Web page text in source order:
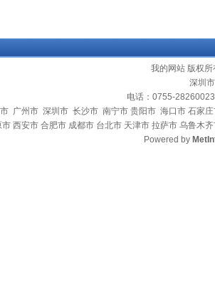
我的网站 版权
深圳
电话：0755-
广州市 深圳市 长沙市 南宁市 贵阳市 海口市 石家
西安市 合肥市 成都市 台北市 天津市 拉萨市 乌鲁木
Powered by